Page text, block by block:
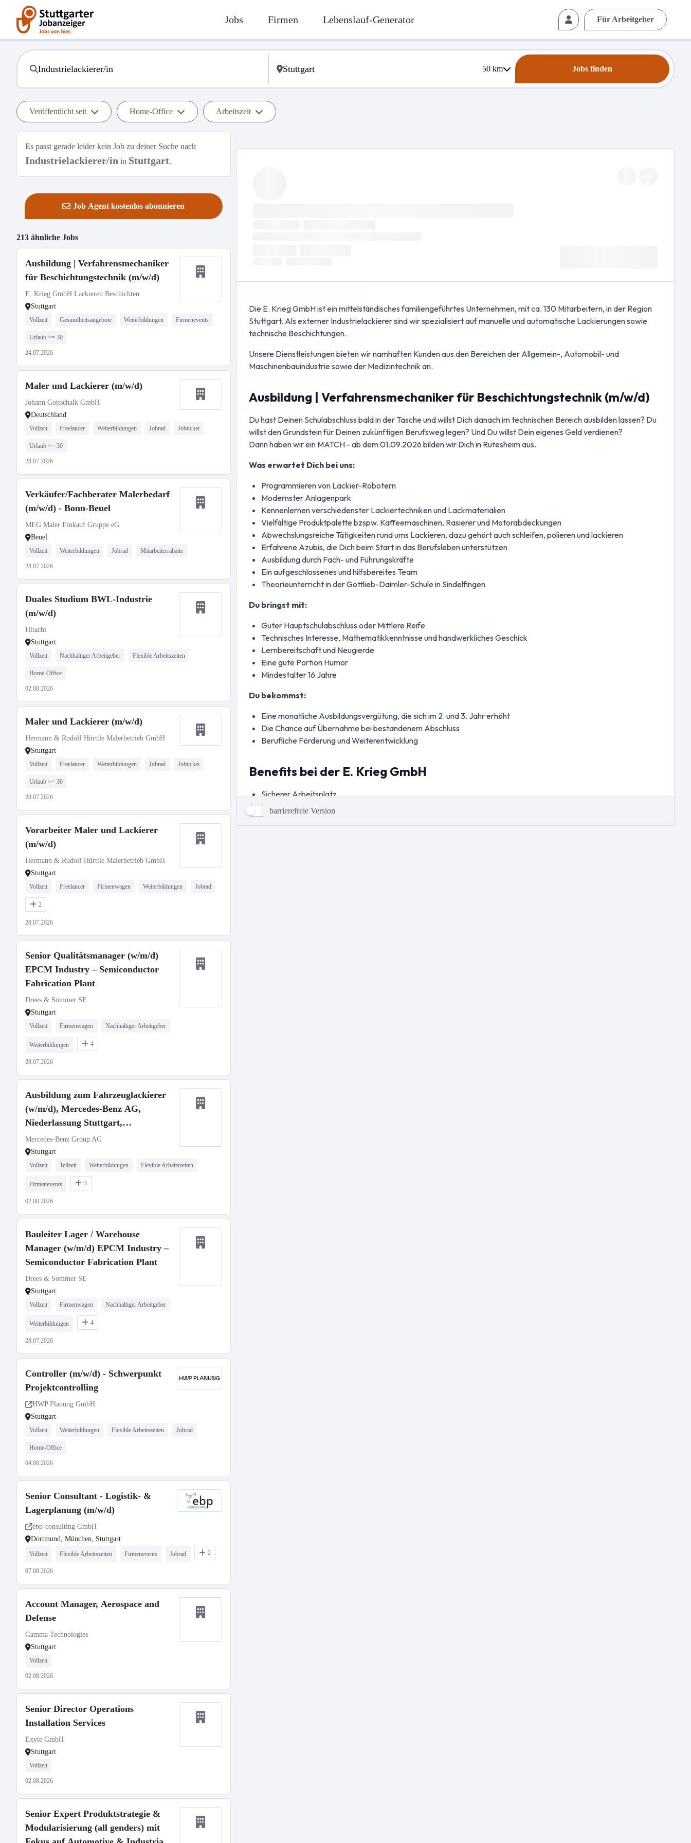
Jobs Firmen Lebenslauf-Generator Für Arbeitgeber
50km Jobs finden
Veröffentlicht seit Home-Office Arbeitszeit
Es passt gerade leider kein Job zu deiner Suche nach
Industrielackierer/in in Stuttgart.
Job Agent kostenlos abonnieren
213 ähnliche Jobs
Ausbildung | Verfahrensmechaniker
für Beschichtungstechnik (m/w/d)
E. Krieg GmbH Lackieren Beschichten
Stuttgart
Vollzeit Gesundheitsangebote Weiterbildungen Firmenevents
Urlaub >= 30
24.07.2026
Maler und Lackierer (m/w/d)
Johann Gottschalk GmbH
Deutschland
Vollzeit Freelancer Weiterbildungen Jobrad Jobticket
Urlaub >= 30
28.07.2026
Verkäufer/Fachberater Malerbedarf
(m/w/d) - Bonn-Beuel
MEG Maler Einkauf Gruppe eG
Beuel
Vollzeit Weiterbildungen Jobrad Mitarbeiterrabatte
28.07.2026
Duales Studium BWL-Industrie
(m/w/d)
Hitachi
Stuttgart
Vollzeit Nachhaltiger Arbeitgeber Flexible Arbeitszeiten
Home-Office
02.08.2026
Maler und Lackierer (m/w/d)
Hermann & Rudolf Hürttle Malerbetrieb GmbH
Stuttgart
Vollzeit Freelancer Weiterbildungen Jobrad Jobticket
Urlaub >= 30
28.07.2026
Vorarbeiter Maler und Lackierer
(m/w/d)
Hermann & Rudolf Hürttle Malerbetrieb GmbH
Stuttgart
Vollzeit Freelancer Firmenwagen Weiterbildungen Jobrad
2
28.07.2026
Senior Qualitätsmanager (w/m/d)
EPCM Industry – Semiconductor
Fabrication Plant
Drees & Sommer SE
Stuttgart
Vollzeit Firmenwagen Nachhaltiger Arbeitgeber
Weiterbildungen 4
28.07.2026
Ausbildung zum Fahrzeuglackierer
(w/m/d), Mercedes-Benz AG,
Niederlassung Stuttgart,
Ausbildungsbeginn 01.09.2027
Mercedes-Benz Group AG
Stuttgart
Vollzeit Teilzeit Weiterbildungen Flexible Arbeitszeiten
Firmenevents 3
02.08.2026
Bauleiter Lager / Warehouse
Manager (w/m/d) EPCM Industry –
Semiconductor Fabrication Plant
Drees & Sommer SE
Stuttgart
Vollzeit Firmenwagen Nachhaltiger Arbeitgeber
Weiterbildungen 4
28.07.2026
Controller (m/w/d) - Schwerpunkt
Projektcontrolling
HWP Planung GmbH
Stuttgart
Vollzeit Weiterbildungen Flexible Arbeitszeiten Jobrad
Home-Office
04.08.2026
Senior Consultant - Logistik- &
Lagerplanung (m/w/d)
ebp-consulting GmbH
Dortmund, München, Stuttgart
Vollzeit Flexible Arbeitszeiten Firmenevents Jobrad 2
07.08.2026
Account Manager, Aerospace and
Defense
Gamma Technologies
Stuttgart
Vollzeit
02.08.2026
Senior Director Operations
Installation Services
Exyte GmbH
Stuttgart
Vollzeit
02.08.2026
Senior Expert Produktstrategie &
Modularisierung (all genders) mit
barrierefreie Version